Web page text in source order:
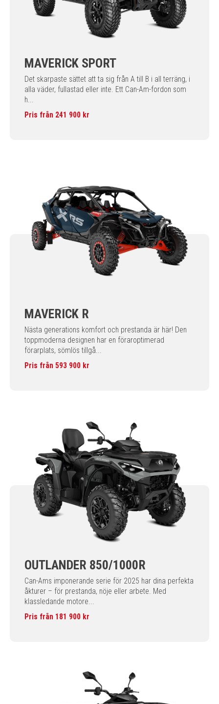
MAVERICK SPORT
Det skarpaste sättet att ta sig från A till B i all terräng, i
alla väder, fullastad eller inte. Ett Can-Am-fordon som
h...
Pris från 241 900 kr
MAVERICK R
Nästa generations komfort och prestanda är här! Den
toppmoderna designen har en föraroptimerad
förarplats, sömlös tillgå...
Pris från 593 900 kr
OUTLANDER 850/1000R
Can-Ams imponerande serie för 2025 har dina perfekta
åkturer – för prestanda, nöje eller arbete. Med
klassledande motore...
Pris från 181 900 kr